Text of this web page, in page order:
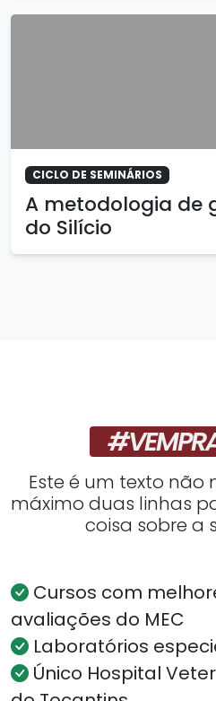
CICLO DE SEMINÁRIOS
A metodologia de
do Silício
Este é um texto
máximo duas linhas
coisa sobre a
Cursos com
avaliações do MEC
Laboratórios
Único Hospital